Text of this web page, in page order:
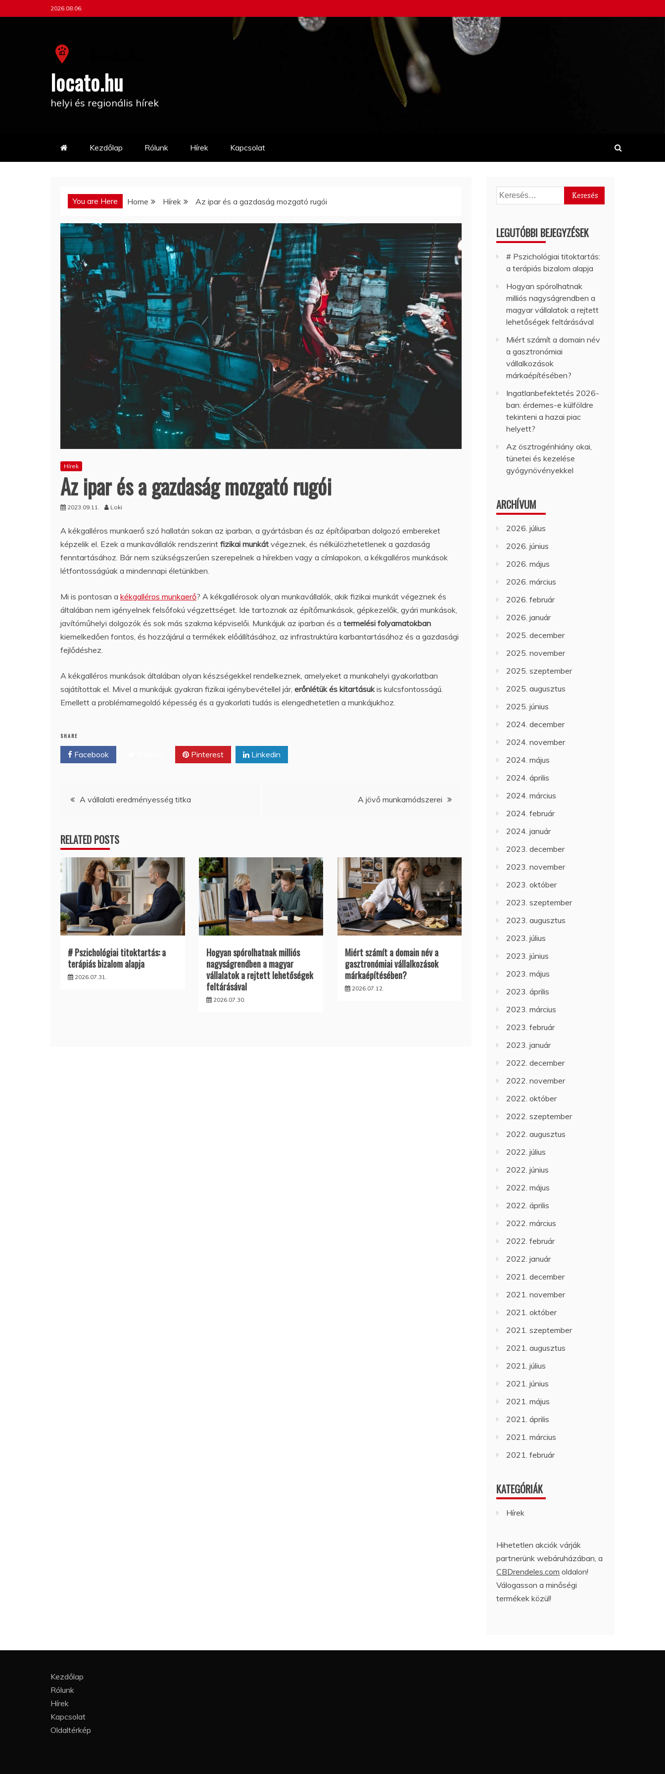
to
2026.08.06.
locato.hu
helyi és regionális hírek
Kezdőlap Rólunk Hírek Kapcsolat
You are Here Home Hírek Az ipar és a gazdaság mozgató rugói
Hírek
Az ipar és a gazdaság mozgató rugói
2023.09.11. Loki
A kékgalléros munkaerő szó hallatán sokan az iparban, a gyártásban és az építőiparban dolgozó embereket
képzelik el. Ezek a munkavállalók rendszerint fizikai munkát végeznek, és nélkülözhetetlenek a gazdaság
fenntartásához. Bár nem szükségszerűen szerepelnek a hírekben vagy a címlapokon, a kékgalléros munkások
létfontosságúak a mindennapi életünkben.
Mi is pontosan a kékgalléros munkaerő? A kékgallérosok olyan munkavállalók, akik fizikai munkát végeznek és
általában nem igényelnek felsőfokú végzettséget. Ide tartoznak az építőmunkások, gépkezelők, gyári munkások,
javítóműhelyi dolgozók és sok más szakma képviselői. Munkájuk az iparban és a termelési folyamatokban
kiemelkedően fontos, és hozzájárul a termékek előállításához, az infrastruktúra karbantartásához és a gazdasági
fejlődéshez.
A kékgalléros munkások általában olyan készségekkel rendelkeznek, amelyeket a munkahelyi gyakorlatban
sajátítottak el. Mivel a munkájuk gyakran fizikai igénybevétellel jár, erőnlétük és kitartásukis kulcsfontosságú.
Emellett a problémamegoldó képesség és a gyakorlati tudás is elengedhetetlen a munkájukhoz.
SHARE
Facebook Pinterest Linkedin
Bejegyzés
A vállalati eredményesség titka A jövő munkamódszerei
RELATED POSTS
# Pszichológiai titoktartás: a
terápiás bizalom alapja
2026.07.31.
Hogyan spórolhatnak milliós
nagyságrendben a magyar
vállalatok a rejtett lehetőségek
feltárásával
2026.07.30.
Miért számít a domain név a
gasztronómiai vállalkozások
márkaépítésében?
2026.07.12.
Keresés:
LEGUTÓBBI BEJEGYZÉSEK
# Pszichológiai titoktartás:
a terápiás bizalom alapja
Hogyan spórolhatnak
milliós nagyságrendben a
magyar vállalatok a rejtett
lehetőségek feltárásával
Miért számít a domain név
a gasztronómiai
vállalkozások
márkaépítésében?
Ingatlanbefektetés 2026-
ban: érdemes-e külföldre
tekinteni a hazai piac
helyett?
Az ösztrogénhiány okai,
tünetei és kezelése
gyógynövényekkel
ARCHÍVUM
2026. július
2026. június
2026. május
2026. március
2026. február
2026. január
2025. december
2025. november
2025. szeptember
2025. augusztus
2025. június
2024. december
2024. november
2024. május
2024. április
2024. március
2024. február
2024. január
2023. december
2023. november
2023. október
2023. szeptember
2023. augusztus
2023. július
2023. június
2023. május
2023. április
2023. március
2023. február
2023. január
2022. december
2022. november
2022. október
2022. szeptember
2022. augusztus
2022. július
2022. június
2022. május
2022. április
2022. március
2022. február
2022. január
2021. december
2021. november
2021. október
2021. szeptember
2021. augusztus
2021. július
2021. június
2021. május
2021. április
2021. március
2021. február
KATEGÓRIÁK
Hírek
Hihetetlen akciók várják
partnerünk webáruházában, a
CBDrendeles.com oldalon!
Válogasson a minőségi
termékek közül!
Kezdőlap
Rólunk
Hírek
Kapcsolat
Oldaltérkép